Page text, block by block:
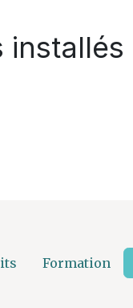
installés
Formation